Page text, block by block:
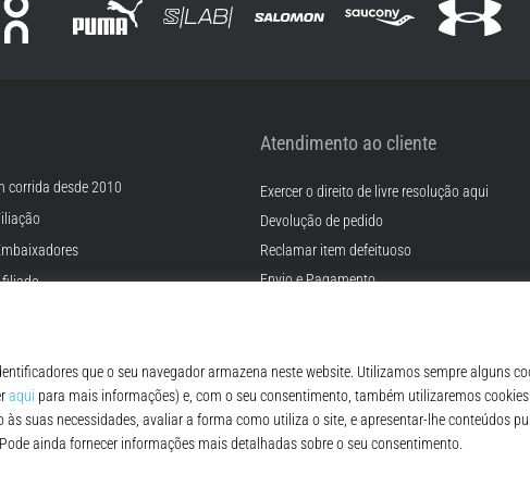
corrida desde 2010
Atendimento ao cliente
Exercer o direito de livre resolução aqui
Devolução de pedido
Reclamar item defeituoso
Envio e Pagamento
FAQ - Perguntas Frequentes
Regulamento de Proteção de Dados Pessoais